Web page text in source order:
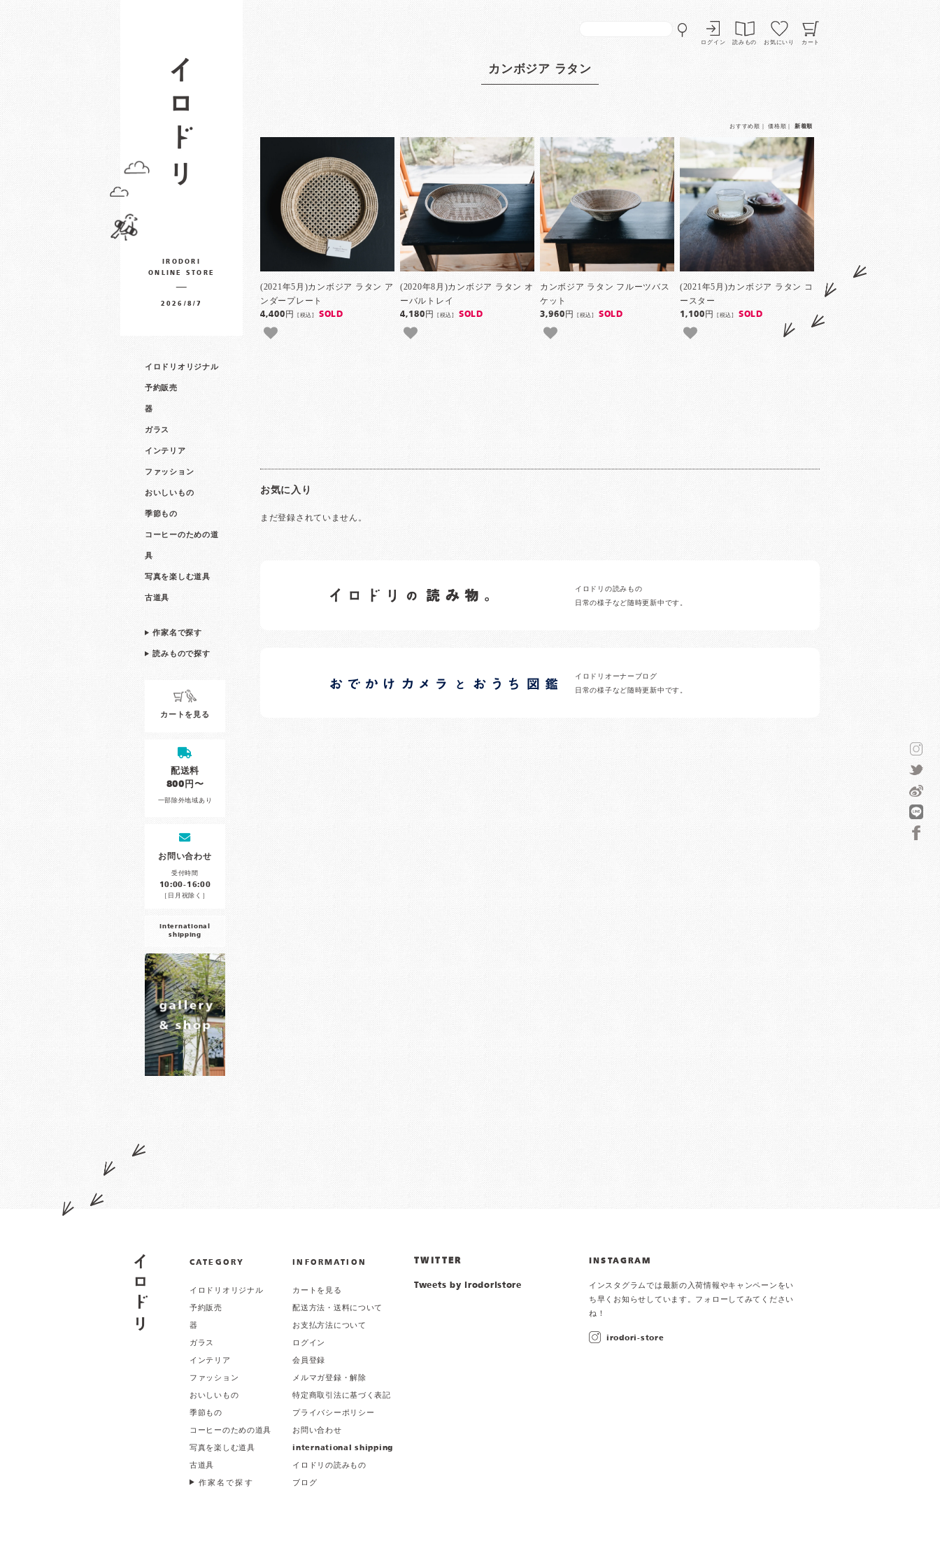
ログイン 読みもの お気にいり カート
IRODORI
ONLINE STORE
2026/8/7
イロドリオリジナル
予約販売
器
ガラス
インテリア
ファッション
おいしいもの
季節もの
コーヒーのための道
具
写真を楽しむ道具
古道具
作家名で探す
読みもので探す
カートを見る
配送料
800円〜
一部除外地域あり
お問い合わせ
受付時間
10:00-16:00
［日月祝除く］
international
shipping
カンボジア ラタン
おすすめ順 ｜価格順 新着順
(2021年5月)カンボジア ラタン ア
ンダープレート
4,400円[税込] SOLD
(2020年8月)カンボジア ラタン オ
ーバルトレイ
4,180円[税込] SOLD
カンボジア ラタン フルーツバス
ケット
3,960円[税込] SOLD
(2021年5月)カンボジア ラタン コ
ースター
1,100円[税込] SOLD
お気に入り
まだ登録されていません。
イロドリの読みもの
日常の様子など随時更新中です。
イロドリオーナーブログ
日常の様子など随時更新中です。
CATEGORY
イロドリオリジナル
予約販売
器
ガラス
インテリア
ファッション
おいしいもの
季節もの
コーヒーのための道具
写真を楽しむ道具
古道具
作家名で探す
INFORMATION
カートを見る
配送方法・送料について
お支払方法について
ログイン
会員登録
メルマガ登録・解除
特定商取引法に基づく表記
プライバシーポリシー
お問い合わせ
international shipping
イロドリの読みもの
ブログ
TWITTER
Tweets by irodoristore
INSTAGRAM
インスタグラムでは最新の入荷情報やキャンペーンをい
ち早くお知らせしています。フォローしてみてください
ね！
irodori-store